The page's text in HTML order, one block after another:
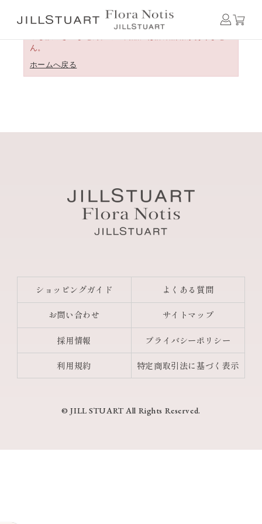
ん。
ホームへ戻る
ショッピングガイド よくある質問
お問い合わせ サイトマップ
採用情報 プライバシーポリシー
利用規約 特定商取引法に基づく表示
© JILL STUART All Rights Reserved.